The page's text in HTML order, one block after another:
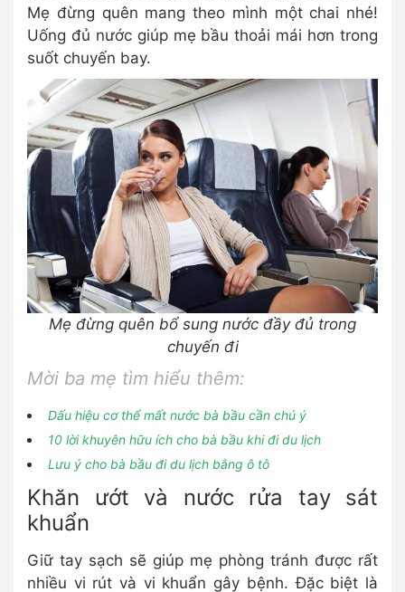
Mẹ đừng quên mang theo mình một chai nhé!
Uống đủ nước giúp mẹ bầu thoải mái hơn trong
suốt chuyến bay.
Mẹ đừng quên bổ sung nước đầy đủ trong
chuyến đi
Mời ba mẹ tìm hiểu thêm:
Dấu hiệu cơ thể mất nước bà bầu cần chú ý
10 lời khuyên hữu ích cho bà bầu khi đi du lịch
Lưu ý cho bà bầu đi du lịch bằng ô tô
Khăn ướt và nước rửa tay sát
khuẩn
Giữ tay sạch sẽ giúp mẹ phòng tránh được rất
nhiều vi rút và vi khuẩn gây bệnh. Đặc biệt là